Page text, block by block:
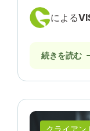
ム）
による
続きを読む
クライアン